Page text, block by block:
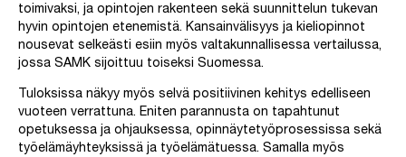
toimivaksi, ja opintojen rakenteen sekä suunnittelun tukevan
hyvin opintojen etenemistä. Kansainvälisyys ja kieliopinnot
nousevat selkeästi esiin myös valtakunnallisessa vertailussa,
jossa SAMK sijoittuu toiseksi Suomessa.
Tuloksissa näkyy myös selvä positiivinen kehitys edelliseen
vuoteen verrattuna. Eniten parannusta on tapahtunut
opetuksessa ja ohjauksessa, opinnäytetyöprosessissa sekä
työelämäyhteyksissä ja työelämätuessa. Samalla myös